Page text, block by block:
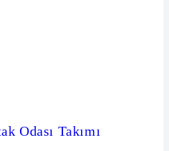
Odası Takımı